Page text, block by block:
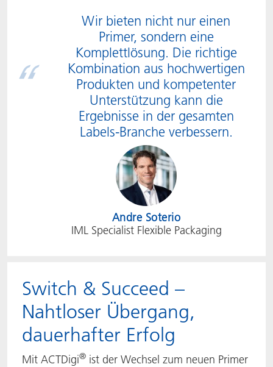
Wir bieten nicht nur einen
Primer, sondern eine
Komplettlösung. Die richtige
Kombination aus hochwertigen
Produkten und kompetenter
Unterstützung kann die
Ergebnisse in der gesamten
Labels-Branche verbessern.
Andre Soterio
IML Specialist Flexible Packaging
Switch & Succeed –
Nahtloser Übergang,
dauerhafter Erfolg
Mit ACTDigi® ist der Wechsel zum neuen Primer